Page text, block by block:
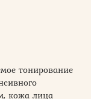
тонирование
кожа лица